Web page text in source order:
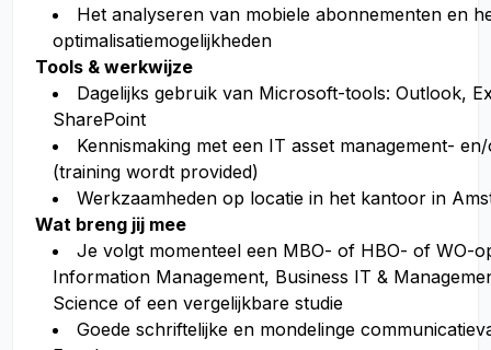
Het analyseren van mobiele abonnementen en
optimalisatiemogelijkheden
Tools & werkwijze
Dagelijks gebruik van Microsoft-tools: Outlook,
SharePoint
Kennismaking met een IT asset management-
(training wordt provided)
Werkzaamheden op locatie in het kantoor in
Wat breng jij mee
Je volgt momenteel een MBO- of HBO- of WO-
Information Management, Business IT &
Science of een vergelijkbare studie
Goede schriftelijke en mondelinge